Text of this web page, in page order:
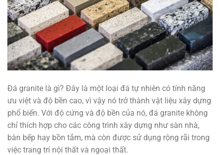
Đá granite là gì? Đây là một loại đá tự nhiên có tính năng
ưu việt và độ bền cao, vì vậy nó trở thành vật liệu xây dựng
phổ biến. Với độ cứng và độ bền của nó, đá granite không
chỉ thích hợp cho các công trình xây dựng như sàn nhà,
bàn bếp hay bồn tắm, mà còn được sử dụng rộng rãi trong
việc trang trí nội thất và ngoại thất.